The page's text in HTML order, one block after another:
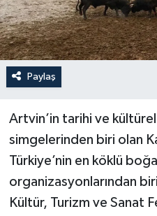
Paylaş
Artvin’in tarihi ve kültürel
simgelerinden biri olan
Türkiye’nin en köklü
organizasyonlarından
Kültür, Turizm ve Sanat